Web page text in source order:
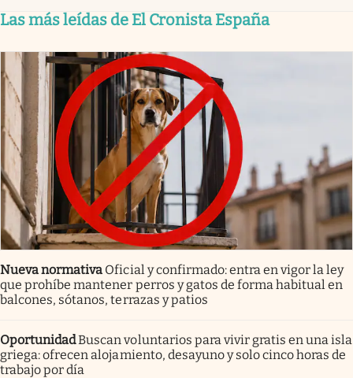
Las más leídas de El Cronista España
Nueva normativa Oficial y confirmado: entra en vigor la ley
que prohíbe mantener perros y gatos de forma habitual en
balcones, sótanos, terrazas y patios
OportunidadBuscan voluntarios para vivir gratis en una isla
griega: ofrecen alojamiento, desayuno y solo cinco horas de
trabajo por día